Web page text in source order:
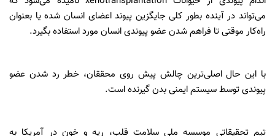
می‌تواند در آینده بطور کلی جایگزین پیوند اعضای انسان شده یا بعنوان
راه‌کار موقتی تا فراهم شدن عضو پیوندی انسان مورد استفاده بگیرد.
با این حال اصلی‌ترین چالش پیش روی محققان، خطر رد شدن عضو
پیوندی توسط سیستم ایمنی بدن گیرنده است.
تیم تحقیقاتی موسسه ملی سلامت قلب، ریه و خون در آمریکا به